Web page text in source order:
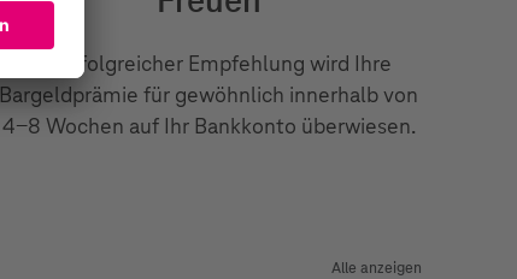
Bei erfolgreicher Empfehlung wird Ihre
Bargeldprämie für gewöhnlich innerhalb von
4-8 Wochen auf Ihr Bankkonto überwiesen.
Alle anzeigen